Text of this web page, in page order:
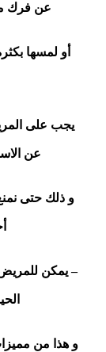
عن فرك
يجب على
عن الاستلقاء
و ذلك حتى
– يمكن
و هذا من